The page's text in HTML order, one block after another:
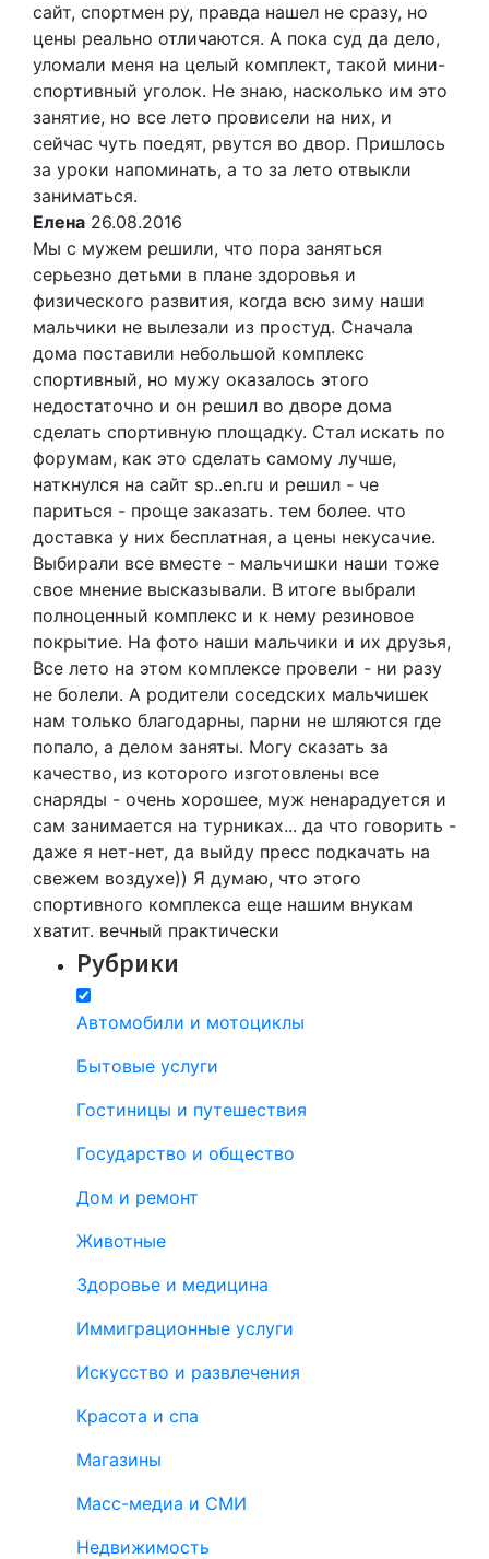
сайт, спортмен ру, правда нашел не сразу, но
цены реально отличаются. А пока суд да дело,
уломали меня на целый комплект, такой мини-
спортивный уголок. Не знаю, насколько им это
занятие, но все лето провисели на них, и
сейчас чуть поедят, рвутся во двор. Пришлось
за уроки напоминать, а то за лето отвыкли
заниматься.
Елена 26.08.2016
Мы с мужем решили, что пора заняться
серьезно детьми в плане здоровья и
физического развития, когда всю зиму наши
мальчики не вылезали из простуд. Сначала
дома поставили небольшой комплекс
спортивный, но мужу оказалось этого
недостаточно и он решил во дворе дома
сделать спортивную площадку. Стал искать по
форумам, как это сделать самому лучше,
наткнулся на сайт sp..en.ru и решил - че
париться - проще заказать. тем более. что
доставка у них бесплатная, а цены некусачие.
Выбирали все вместе - мальчишки наши тоже
свое мнение высказывали. В итоге выбрали
полноценный комплекс и к нему резиновое
покрытие. На фото наши мальчики и их друзья,
Все лето на этом комплексе провели - ни разу
не болели. А родители соседских мальчишек
нам только благодарны, парни не шляются где
попало, а делом заняты. Могу сказать за
качество, из которого изготовлены все
снаряды - очень хорошее, муж ненарадуется и
сам занимается на турниках... да что говорить -
даже я нет-нет, да выйду пресс подкачать на
свежем воздухе)) Я думаю, что этого
спортивного комплекса еще нашим внукам
хватит. вечный практически
Рубрики
Автомобили и мотоциклы
Бытовые услуги
Гостиницы и путешествия
Государство и общество
Дом и ремонт
Животные
Здоровье и медицина
Иммиграционные услуги
Искусство и развлечения
Красота и спа
Магазины
Масс-медиа и СМИ
Недвижимость